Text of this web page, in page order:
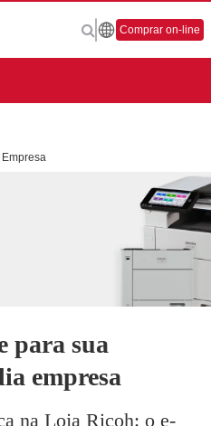
Comprar on-line
para sua
empresa
na Loja Ricoh: o e-